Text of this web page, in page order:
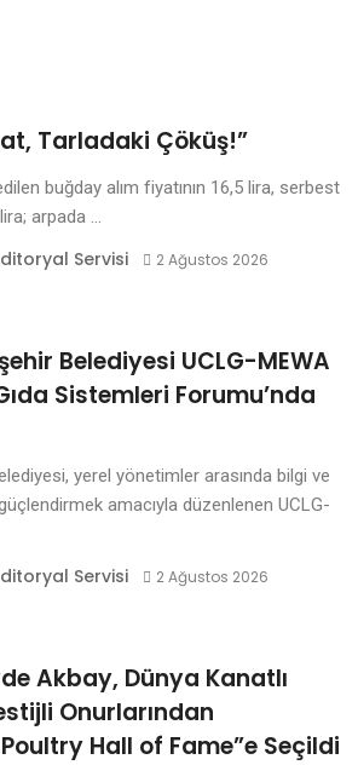
Tarladaki Çöküş!”
buğday alım fiyatının 16,5 lira, serbest
arpada ...
Servisi 2 Ağustos 2026
Belediyesi UCLG-MEWA
Sistemleri Forumu’nda
yerel yönetimler arasında bilgi ve
amacıyla düzenlenen UCLG-
Servisi 2 Ağustos 2026
Akbay, Dünya Kanatlı
Onurlarından
Hall of Fame”e Seçildi